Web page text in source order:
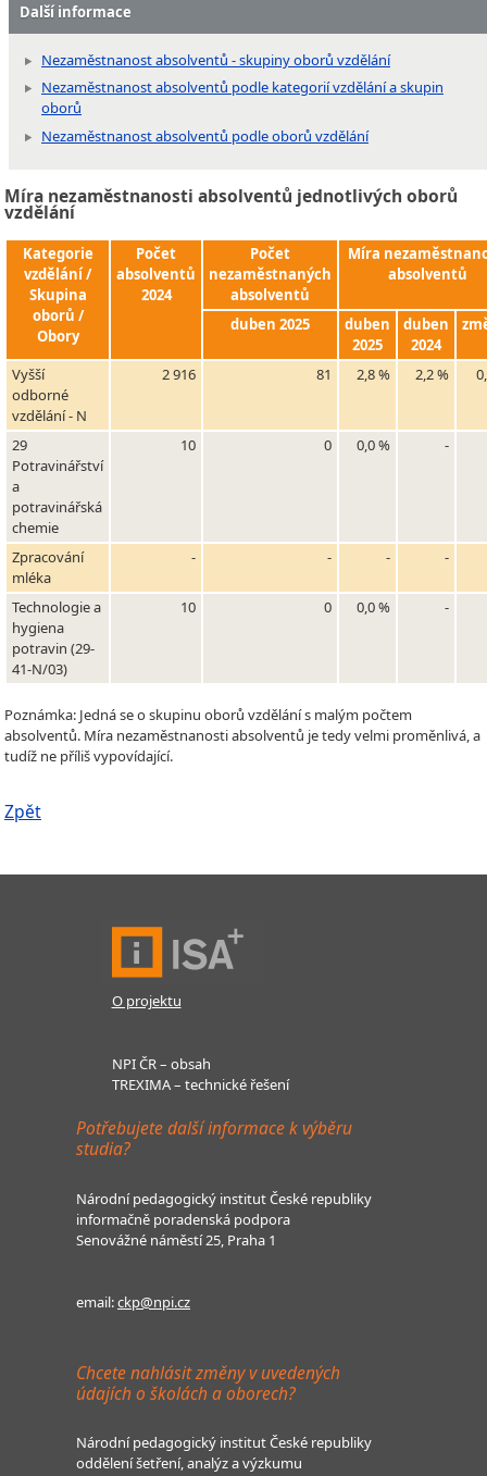
Další informace
Nezaměstnanost absolventů - skupiny oborů vzdělání
Nezaměstnanost absolventů podle kategorií vzdělání a skupin
oborů
Nezaměstnanost absolventů podle oborů vzdělání
Míra nezaměstnanosti absolventů jednotlivých oborů
vzdělání
Kategorie
vzdělání /
Skupina
oborů /
Obory
Počet
absolventů
2024
Počet
nezaměstnaných
absolventů
Míra
absolventů
duben 2025
duben
2025
duben
2024
Vyšší
odborné
vzdělání - N
2 916 81 2,8 % 2,2 %
29
Potravinářství
a
potravinářská
chemie
10 0 0,0 % -
Zpracování
mléka
- - - -
Technologie a
hygiena
potravin (29-
41-N/03)
10 0 0,0 % -
Poznámka: Jedná se o skupinu oborů vzdělání s malým počtem
absolventů. Míra nezaměstnanosti absolventů je tedy velmi proměnlivá, a
tudíž ne příliš vypovídající.
Zpět
O projektu
NPI ČR – obsah
TREXIMA – technické řešení
Potřebujete další informace k výběru
studia?
Národní pedagogický institut České republiky
informačně poradenská podpora
Senovážné náměstí 25, Praha 1
email:ckp@npi.cz
Chcete nahlásit změny v uvedených
údajích o školách a oborech?
Národní pedagogický institut České republiky
oddělení šetření, analýz a výzkumu